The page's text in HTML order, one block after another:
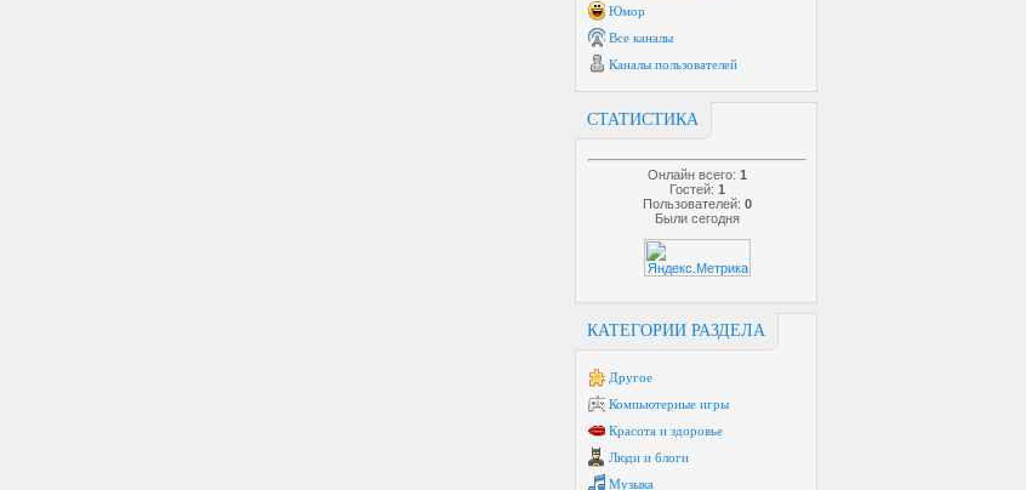
Юмор
Все каналы
Каналы пользователей
СТАТИСТИКА
Онлайн всего: 1
Гостей: 1
Пользователей: 0
Были сегодня
КАТЕГОРИИ РАЗДЕЛА
Другое
Компьютерные игры
Красота и здоровье
Люди и блоги
Музыка